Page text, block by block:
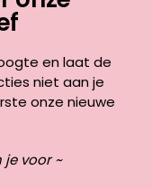
en laat de
niet aan je
onze nieuwe
je voor ~